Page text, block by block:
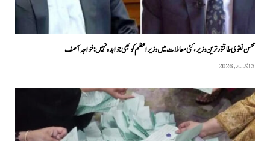
محسن نقوی طاقتور ترین وزیر، کئی معاملات میں وزیراعظم کو بھی جوابدہ نہیں: خواجہ آصف
3 اگست, 2026